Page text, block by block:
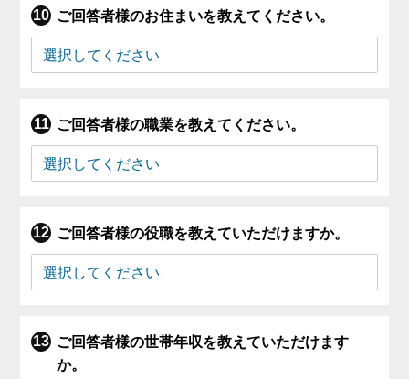
ご回答者様のお住まいを教えてください。
ご回答者様の職業を教えてください。
ご回答者様の役職を教えていただけますか。
ご回答者様の世帯年収を教えていただけます
か。